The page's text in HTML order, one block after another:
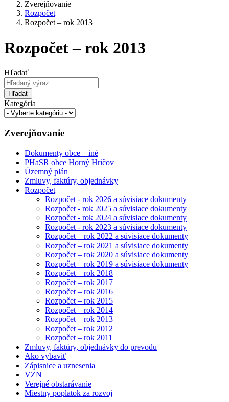
Zverejňovanie
Rozpočet
Rozpočet – rok 2013
Rozpočet – rok 2013
Hľadať
Hľadať
Kategória
Zverejňovanie
Dokumenty obce – iné
PHaSR obce Horný Hričov
Územný plán
Zmluvy, faktúry, objednávky
Rozpočet
Rozpočet - rok 2026 a súvisiace dokumenty
Rozpočet - rok 2025 a súvisiace dokumenty
Rozpočet - rok 2024 a súvisiace dokumenty
Rozpočet - rok 2023 a súvisiace dokumenty
Rozpočet – rok 2022 a súvisiace dokumenty
Rozpočet – rok 2021 a súvisiace dokumenty
Rozpočet – rok 2020 a súvisiace dokumenty
Rozpočet – rok 2019 a súvisiace dokumenty
Rozpočet – rok 2018
Rozpočet – rok 2017
Rozpočet – rok 2016
Rozpočet – rok 2015
Rozpočet – rok 2014
Rozpočet – rok 2013
Rozpočet – rok 2012
Rozpočet – rok 2011
Zmluvy, faktúry, objednávky do prevodu
Ako vybaviť
Zápisnice a uznesenia
VZN
Verejné obstarávanie
Miestny poplatok za rozvoj